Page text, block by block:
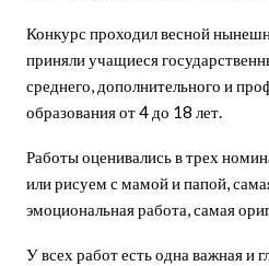
Конкурс проходил весной
приняли учащиеся
среднего, дополнительного и
образования от 4 до 18 лет.
Работы оценивались в трех
или рисуем с мамой и папой,
эмоциональная работа, самая
У всех работ есть одна важная и